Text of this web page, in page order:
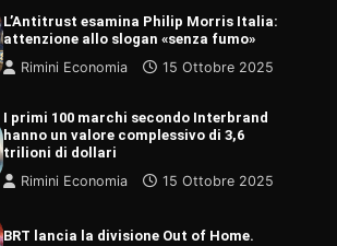
L’Antitrust esamina Philip Morris Italia:
attenzione allo slogan «senza fumo»
Rimini Economia
15 Ottobre 2025
I primi 100 marchi secondo Interbrand
hanno un valore complessivo di 3,6
trilioni di dollari
Rimini Economia
15 Ottobre 2025
BRT lancia la divisione Out of Home.